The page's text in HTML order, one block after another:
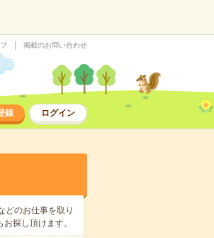
掲載のお問い合わせ
録 ログイン
どのお仕事を取り
お探し頂けます。